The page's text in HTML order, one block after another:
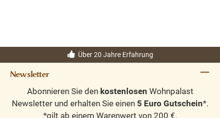
Über 20 Jahre Erfahrung
Newsletter
Abonnieren Sie den kostenlosen Wohnpalast
Newsletter und erhalten Sie einen 5 Euro Gutschein*.
*gilt ab einem Warenwert von 200 €.